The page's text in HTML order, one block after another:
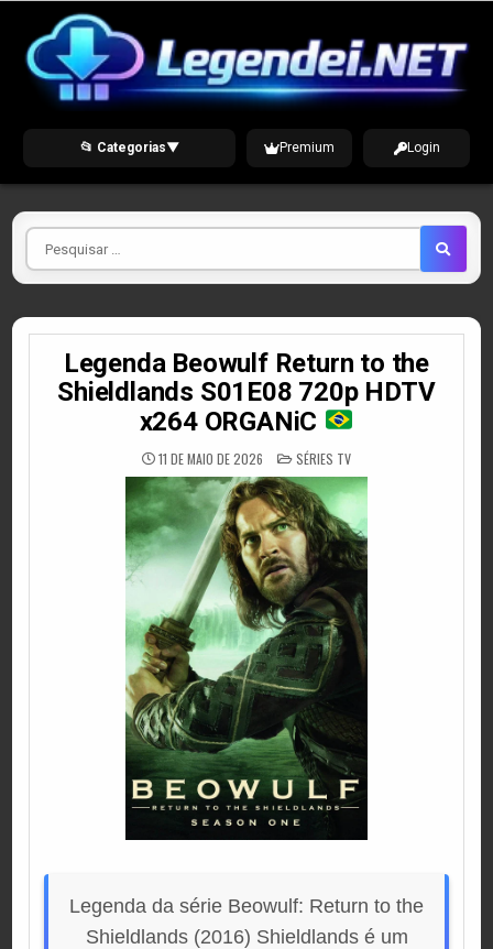
content
📂 Categorias▼ Premium Login
Pesquisar
por
Legenda Beowulf Return to the
Shieldlands S01E08 720p HDTV
x264 ORGANiC
11 DE MAIO DE 2026 POSTED
IN
SÉRIES TV
Legenda da série Beowulf: Return to the
Shieldlands (2016) Shieldlands é um